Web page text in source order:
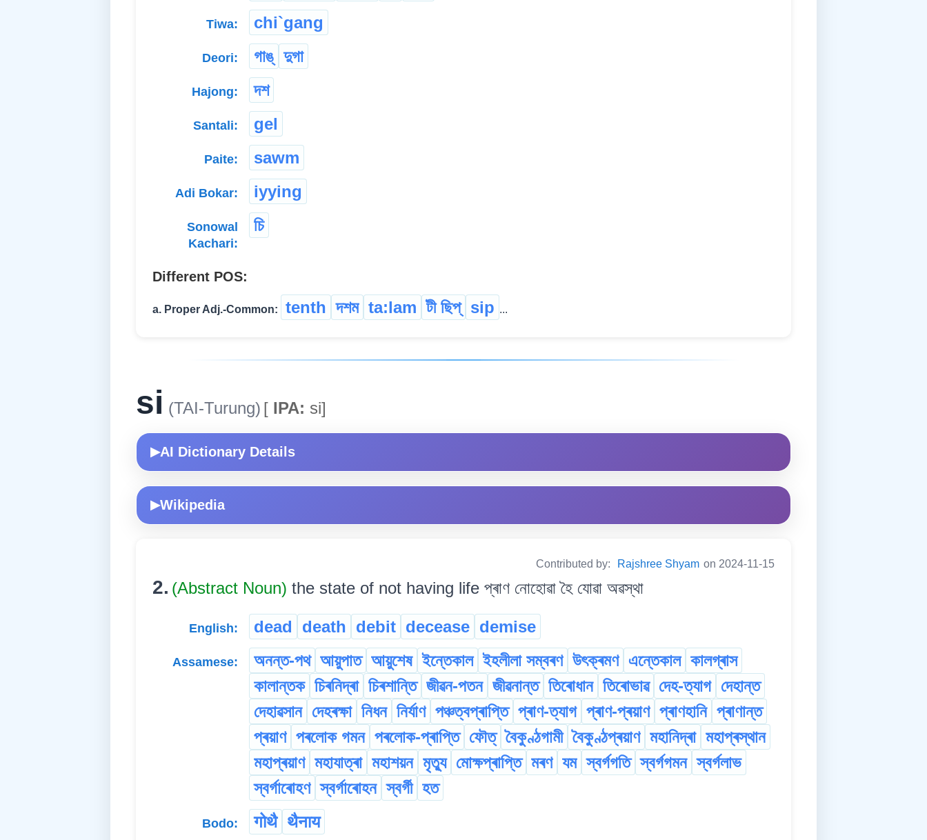
Tiwa: chi`gang
Deori: গাঙ্‌ দুগা
Hajong: দশ
Santali: gel
Paite: sawm
Adi Bokar: iyying
Sonowal
Kachari:
চি
Different POS:
a. Proper Adj.-Common: tenth দশম ta:lam টী ছিপ্ sip ...
si (TAI-Turung) [ IPA: si]
▶AI Dictionary Details
▶Wikipedia
Contributed by: Rajshree Shyam on 2024-11-15
2. (Abstract Noun) the state of not having life প্ৰাণ নোহোৱা হৈ যোৱা অৱস্থা
English: dead death debit decease demise
Assamese: অনন্ত-পথ আয়ুপাত আয়ুশেষ ইন্তেকাল ইহলীলা সম্বৰণ উৎক্ৰমণ এন্তেকাল কালগ্ৰাস
কালান্তক চিৰনিদ্ৰা চিৰশান্তি জীৱন-পতন জীৱনান্ত তিৰোধান তিৰোভাৱ দেহ-ত্যাগ দেহান্ত
দেহাৱসান দেহৰক্ষা নিধন নিৰ্যাণ পঞ্চত্বপ্ৰাপ্তি প্ৰাণ-ত্যাগ প্ৰাণ-প্ৰয়াণ প্ৰাণহানি প্ৰাণান্ত
প্ৰয়াণ পৰলোক গমন পৰলোক-প্ৰাপ্তি ফৌত্ বৈকুণ্ঠগামী বৈকুণ্ঠপ্ৰয়াণ মহানিদ্ৰা মহাপ্ৰস্থান
মহাপ্ৰয়াণ মহাযাত্ৰা মহাশয়ন মৃত্যু মোক্ষপ্ৰাপ্তি মৰণ যম স্বৰ্গগতি স্বৰ্গগমন স্বৰ্গলাভ
স্বৰ্গাৰোহণ স্বৰ্গাৰোহন স্বৰ্গী হত
Bodo: गोथै थैनाय